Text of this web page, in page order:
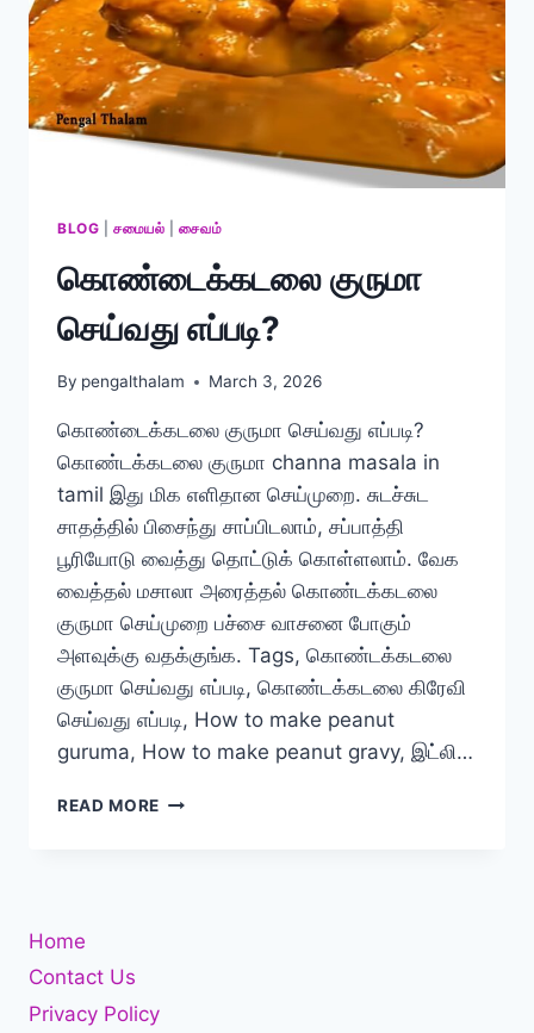
BLOG |சமையல் |சைவம்
கொண்டைக்கடலை குருமா
செய்வது எப்படி?
By pengalthalam March 3, 2026
கொண்டைக்கடலை குருமா செய்வது எப்படி?
கொண்டக்கடலை குருமா channa masala in
tamil இது மிக எளிதான செய்முறை. சுடச்சுட
சாதத்தில் பிசைந்து சாப்பிடலாம், சப்பாத்தி
பூரியோடு வைத்து தொட்டுக் கொள்ளலாம். வேக
வைத்தல் மசாலா அரைத்தல் கொண்டக்கடலை
குருமா செய்முறை பச்சை வாசனை போகும்
அளவுக்கு வதக்குங்க. Tags, கொண்டக்கடலை
குருமா செய்வது எப்படி, கொண்டக்கடலை கிரேவி
செய்வது எப்படி, How to make peanut
guruma, How to make peanut gravy, இட்லி…
READ MORE கொண்டைக்கடலை
Home
Contact Us
Privacy Policy